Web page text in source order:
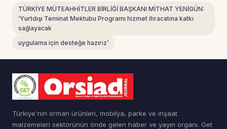
TÜRKİYE MÜTEAHHİTLER BİRLİĞİ BAŞKANI MİTHAT YENİGÜN:
‘Yurtdışı Teminat Mektubu Programı hizmet ihracatına katkı
sağlayacak
uygulama için desteğe hazırız’
Türkiye'nin orman ürünleri, mobilya, parke ve inşaat
malzemeleri sektörünün önde gelen haber ve yayın organı. Get